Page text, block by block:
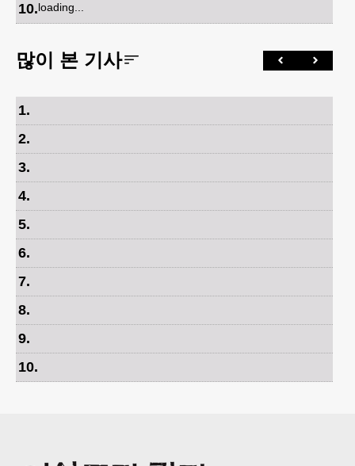
10.loading...
많이 본 기사
1.
2.
3.
4.
5.
6.
7.
8.
9.
10.